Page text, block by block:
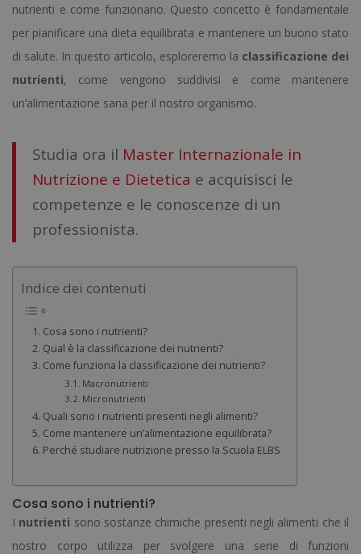
nutrienti e come funzionano. Questo concetto è fondamentale
per pianificare una dieta equilibrata e mantenere un buono stato
di salute. In questo articolo, esploreremo la classificazione dei
nutrienti, come vengono suddivisi e come mantenere
un’alimentazione sana per il nostro organismo.
Studia ora il Master Internazionale in
Nutrizione e Dietetica e acquisisci le
competenze e le conoscenze di un
professionista.
Indice dei contenuti
Cosa sono i nutrienti?
Qual è la classificazione dei nutrienti?
Come funziona la classificazione dei nutrienti?
Macronutrienti
Micronutrienti
Quali sono i nutrienti presenti negli alimenti?
Come mantenere un’alimentazione equilibrata?
Perché studiare nutrizione presso la Scuola ELBS
Cosa sono i nutrienti?
I nutrienti sono sostanze chimiche presenti negli alimenti che il
nostro corpo utilizza per svolgere una serie di funzioni